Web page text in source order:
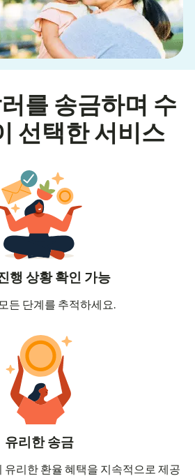
를 송금하며 수
선택한 서비스
행 상황 확인 가능
든 단계를 추적하세요.
유리한 송금
에서 열림)
유리한 환율 혜택을 지속적으로 제공